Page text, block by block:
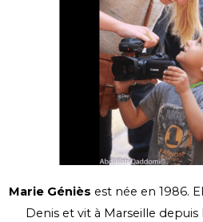
Marie Géniès est née en 1986.
Denis et vit à Marseille depuis